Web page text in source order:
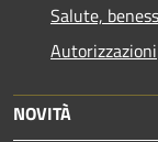
Salute,
Autorizzazioni
NOVITÀ